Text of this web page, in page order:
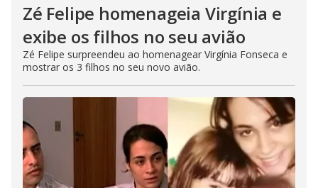
Zé Felipe homenageia Virgínia e
exibe os filhos no seu avião
Zé Felipe surpreendeu ao homenagear Virgínia Fonseca e
mostrar os 3 filhos no seu novo avião.